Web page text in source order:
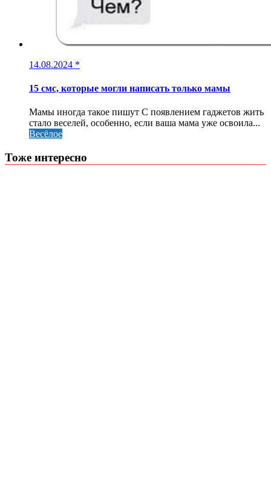
14.08.2024 *
15 смс, которые могли написать только мамы
Мамы иногда такое пишут С появлением гаджетов жить
стало веселей, особенно, если ваша мама уже освоила...
Весёлое
Тоже интересно